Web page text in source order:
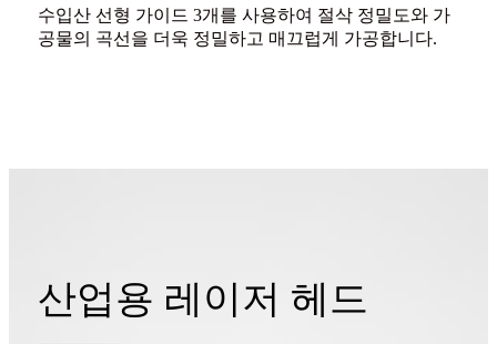
수입산 선형 가이드 3개를 사용하여 절삭 정밀도와 가
공물의 곡선을 더욱 정밀하고 매끄럽게 가공합니다.
산업용 레이저 헤드